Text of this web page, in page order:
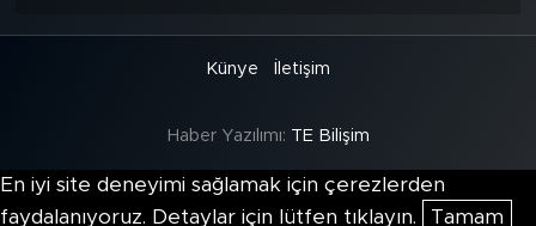
Künye İletişim
Haber Yazılımı: TE Bilişim
En iyi site deneyimi sağlamak için çerezlerden
faydalanıyoruz. Detaylar için lütfen tıklayın.
Tamam